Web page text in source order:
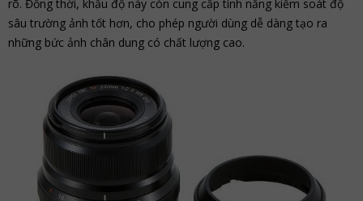
rõ. Đồng thời, khẩu độ này còn cung cấp tính năng kiểm soát độ
sâu trường ảnh tốt hơn, cho phép người dùng dễ dàng tạo ra
những bức ảnh chân dung có chất lượng cao.